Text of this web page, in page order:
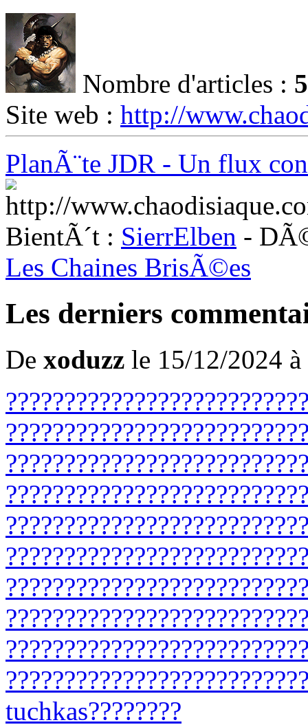
Nombre d'articles :
Site web : http://
PlanÃ¨te JDR - Un flux
BientÃ´t : SierrElben -
Les Chaines BrisÃ©es
Les derniers
De xoduzz le 15/12/2024
????????????????????????
????????????????????????
????????????????????????
????????????????????????
????????????????????????
????????????????????????
????????????????????????
????????????????????????
????????????????????????
????????????????????????
tuchkas????????